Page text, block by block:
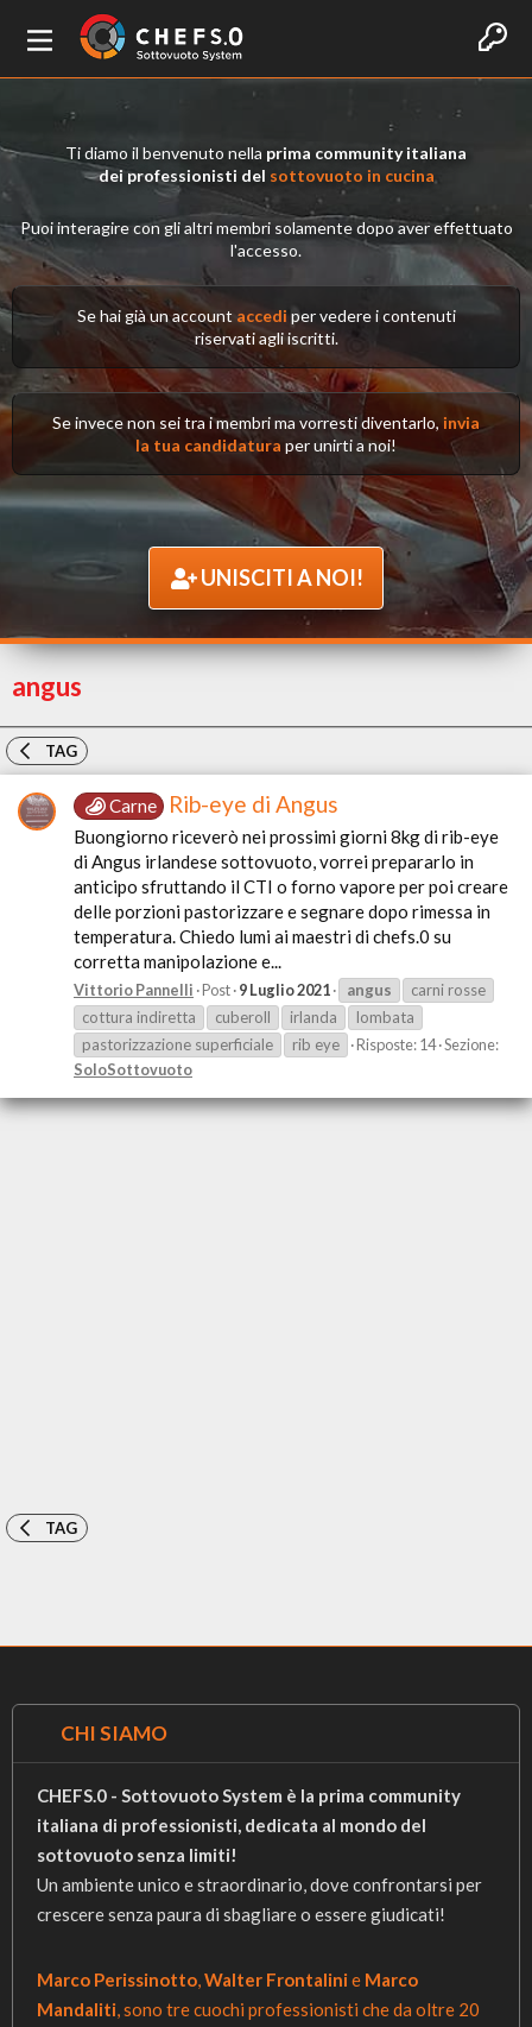
Ti diamo il benvenuto nella prima community italiana
dei professionisti del sottovuoto in cucina
Puoi interagire con gli altri membri solamente dopo aver effettuato
l'accesso.
Se hai già un account accedi per vedere i contenuti
riservati agli iscritti.
Se invece non sei tra i membri ma vorresti diventarlo, invia
la tua candidatura per unirti a noi!
UNISCITI A NOI!
angus
TAG
Carne Rib-eye di Angus
Buongiorno riceverò nei prossimi giorni 8kg di rib-eye
di Angus irlandese sottovuoto, vorrei prepararlo in
anticipo sfruttando il CTI o forno vapore per poi creare
delle porzioni pastorizzare e segnare dopo rimessa in
temperatura. Chiedo lumi ai maestri di chefs.0 su
corretta manipolazione e...
Vittorio Pannelli Post 9 Luglio 2021 angus
carni rosse
cottura indiretta
cuberoll irlanda
lombata
pastorizzazione superficiale
rib eye Risposte: 14 Sezione:
SoloSottovuoto
TAG
CHI SIAMO
CHEFS.0 - Sottovuoto System è la prima community
italiana di professionisti, dedicata al mondo del
sottovuoto senza limiti!
Un ambiente unico e straordinario, dove confrontarsi per
crescere senza paura di sbagliare o essere giudicati!
Marco Perissinotto,Walter Frontalini e Marco
Mandaliti, sono tre cuochi professionisti che da oltre 20